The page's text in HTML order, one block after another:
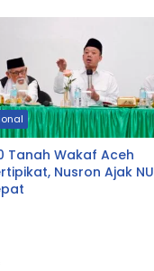
Tanah Wakaf Aceh
Nusron Ajak NU